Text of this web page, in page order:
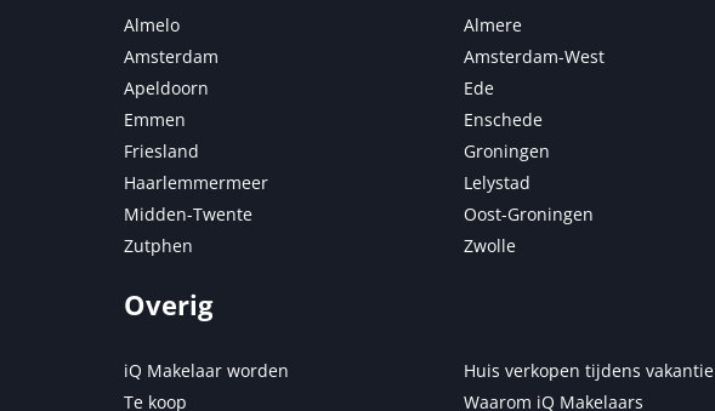
Almelo Almere
Amsterdam
Amsterdam-West
Apeldoorn
Ede
Emmen
Enschede
Friesland
Groningen
Haarlemmermeer
Lelystad
Midden-Twente
Oost-Groningen
Zutphen
Zwolle
Overig
iQ Makelaar worden Huis verkopen tijdens vakantie
Te koop
Waarom iQ Makelaars